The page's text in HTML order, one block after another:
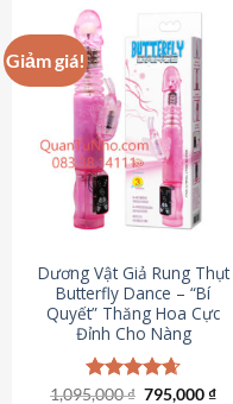
Giảm giá!
Dương Vật Giả Rung Thụt
Butterfly Dance – “Bí
Quyết” Thăng Hoa Cực
Đỉnh Cho Nàng
Được xếp
1,095,000₫ Giá
795,000₫Giá